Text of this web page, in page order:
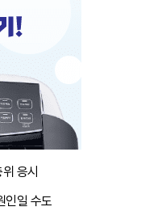
응시
인일 수도